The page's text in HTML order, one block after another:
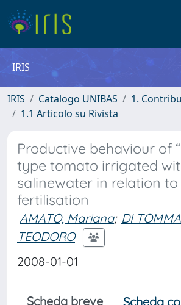
IRIS
IRIS Catalogo UNIBAS
1.
1.1 Articolo su Rivista
Productive behaviour of
type tomato irrigated
salinewater in relation
fertilisation
AMATO, Mariana; DI
TEODORO
2008-01-01
Scheda breve
Scheda